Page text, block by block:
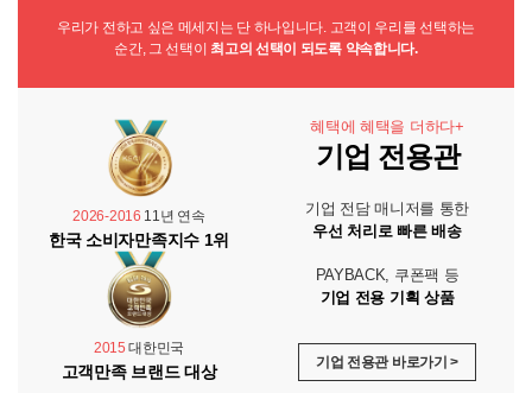
우리가 전하고 싶은 메세지는 단 하나입니다. 고객이 우리를 선택하는
순간, 그 선택이 최고의 선택이 되도록 약속합니다.
2026-2016 11년 연속
한국 소비자만족지수 1위
2015 대한민국
고객만족 브랜드 대상
혜택에 혜택을 더하다+
기업 전용관
기업 전담 매니저를 통한
우선 처리로 빠른 배송
PAYBACK, 쿠폰팩 등
기업 전용 기획 상품
기업 전용관 바로가기 >